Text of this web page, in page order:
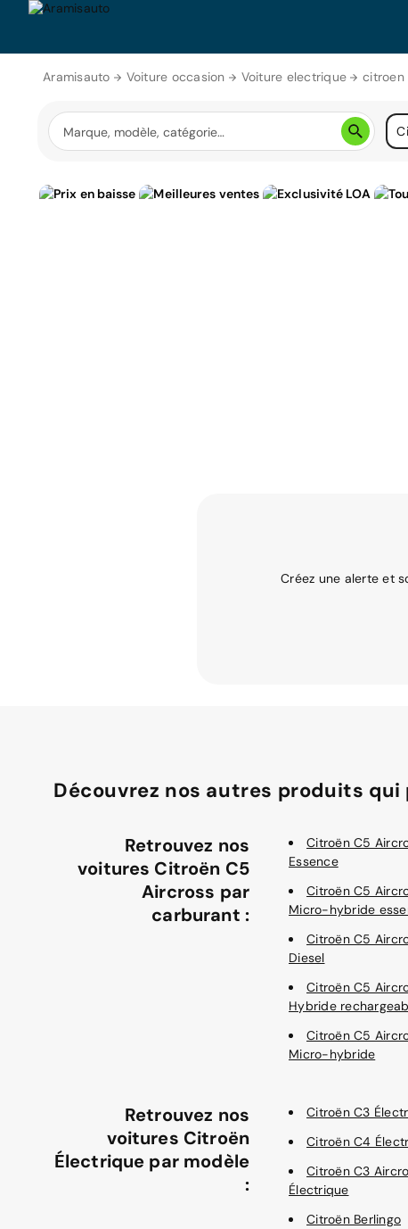
Aramisauto Voiture occasion Voiture electrique citroen
Créez une alerte et
Découvrez nos autres produits
Retrouvez nos
voitures Citroën C5
Aircross par
carburant :
Citroën C5
Essence
Citroën C5
Micro-hybride
Citroën C5
Diesel
Citroën C5
Hybride
Citroën C5
Micro-hybride
Retrouvez nos
voitures Citroën
Électrique par modèle
:
Citroën C3
Citroën C4
Citroën C3
Électrique
Citroën Berlingo